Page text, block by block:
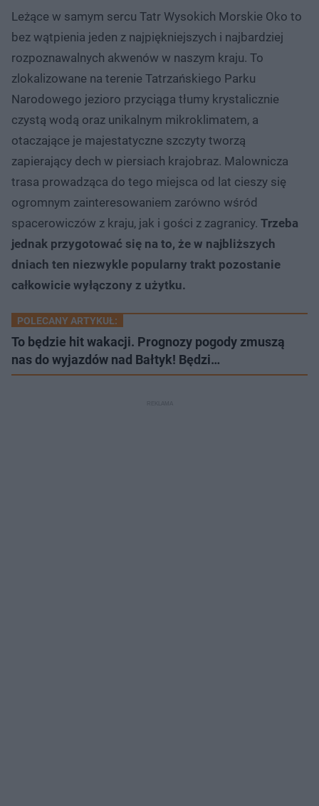
Leżące w samym sercu Tatr Wysokich Morskie Oko to
bez wątpienia jeden z najpiękniejszych i najbardziej
rozpoznawalnych akwenów w naszym kraju. To
zlokalizowane na terenie Tatrzańskiego Parku
Narodowego jezioro przyciąga tłumy krystalicznie
czystą wodą oraz unikalnym mikroklimatem, a
otaczające je majestatyczne szczyty tworzą
zapierający dech w piersiach krajobraz. Malownicza
trasa prowadząca do tego miejsca od lat cieszy się
ogromnym zainteresowaniem zarówno wśród
spacerowiczów z kraju, jak i gości z zagranicy. Trzeba
jednak przygotować się na to, że w najbliższych
dniach ten niezwykle popularny trakt pozostanie
całkowicie wyłączony z użytku.
POLECANY ARTYKUŁ:
To będzie hit wakacji. Prognozy pogody zmuszą
nas do wyjazdów nad Bałtyk! Będzi…